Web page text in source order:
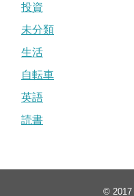
投資
未分類
生活
自転車
英語
読書
© 2017